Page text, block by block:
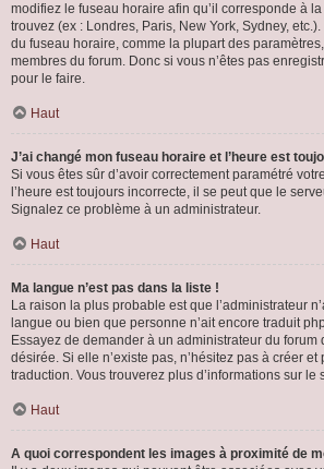
modifiez le fuseau horaire afin qu’il corresponde à
trouvez (ex : Londres, Paris, New York, Sydney,
du fuseau horaire, comme la plupart des
membres du forum. Donc si vous n’êtes pas
pour le faire.
Haut
J’ai changé mon fuseau horaire et l’heure est
Si vous êtes sûr d’avoir correctement paramétré
l’heure est toujours incorrecte, il se peut que le
Signalez ce problème à un administrateur.
Haut
Ma langue n’est pas dans la liste !
La raison la plus probable est que l’administrateur
langue ou bien que personne n’ait encore traduit
Essayez de demander à un administrateur du forum
désirée. Si elle n’existe pas, n’hésitez pas à créer
traduction. Vous trouverez plus d’informations sur le
Haut
A quoi correspondent les images à proximité de